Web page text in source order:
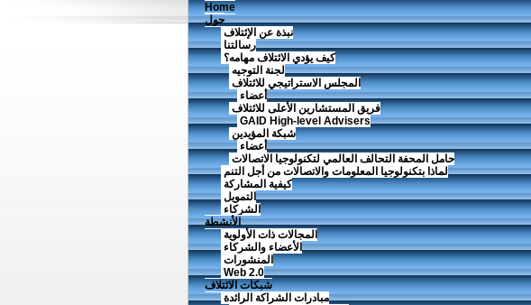
Home
حول
نبذة عن الإئتلاف
رسالتنا
كيف يؤدي الائتلاف مهامه؟
لجنة التوجيه
المجلس الاستراتيجي للائتلاف
أعضاء
فريق المستشارين الأعلى للائتلاف
GAID High-level Advisers
شبكة المؤيدين
أعضاء
حامل المحفة التحالف العالمي لتكنولوجيا الاتصالات
لماذا بتكنولوجيا المعلومات والاتصالات من أجل التنم
كيفية المشاركة
التمويل
الشركاء
الأنشطة
المجالات ذات الأولوية
الأعضاء والشركاء
المنشورات
Web 2.0
شبكات الائتلاف
مبادرات الشراكة الرائدة